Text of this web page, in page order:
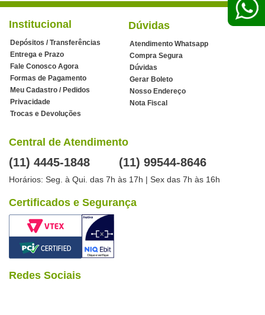
Institucional
Depósitos / Transferências
Entrega e Prazo
Fale Conosco Agora
Formas de Pagamento
Meu Cadastro / Pedidos
Privacidade
Trocas e Devoluções
Dúvidas
Atendimento Whatsapp
Compra Segura
Dúvidas
Gerar Boleto
Nosso Endereço
Nota Fiscal
Central de Atendimento
(11) 4445-1848 (11) 99544-8646
Horários: Seg. à Qui. das 7h às 17h | Sex das 7h às 16h
Certificados e Segurança
Redes Sociais